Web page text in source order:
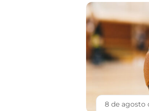
8 de agosto